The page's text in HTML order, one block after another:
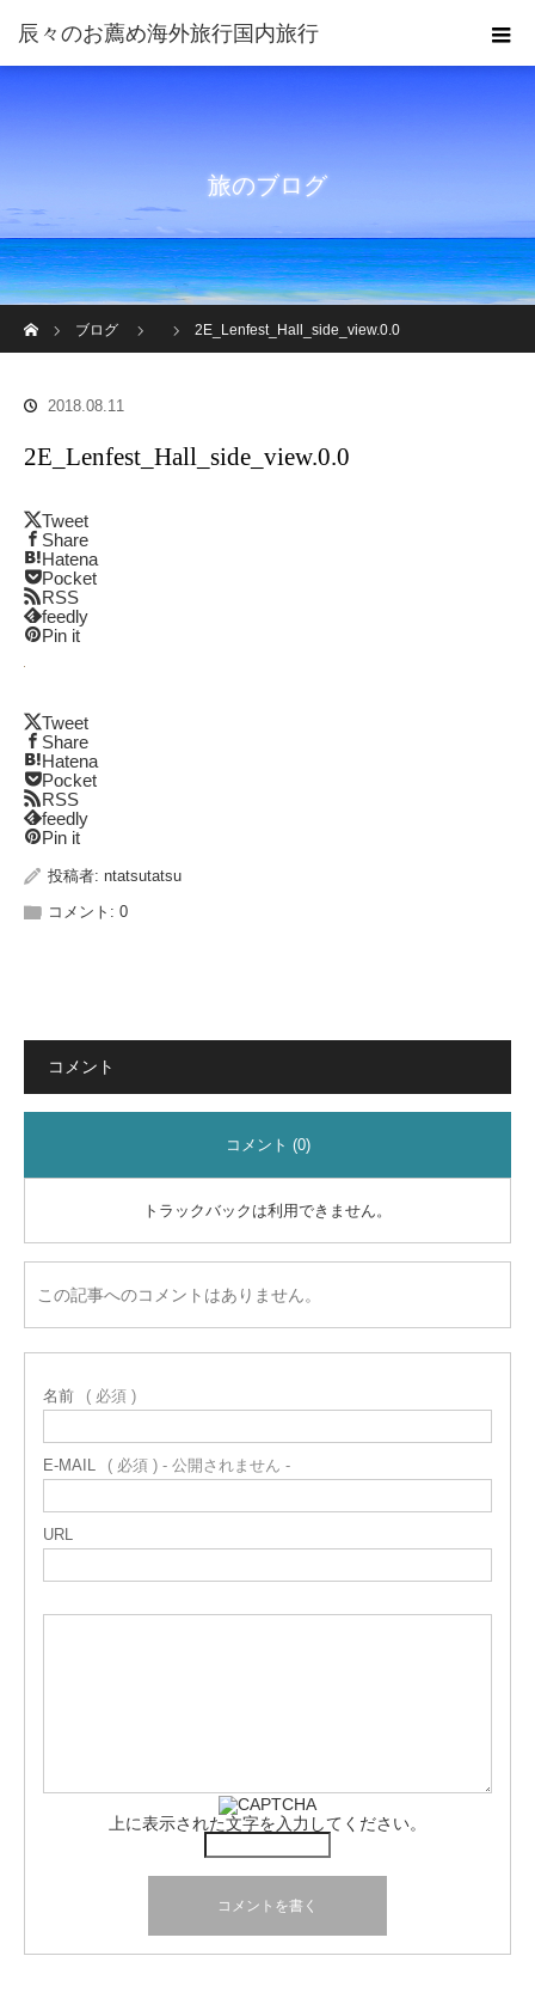
旅のブログ
ブログ
2E_Lenfest_Hall_side_view.0.0
2018.08.11
2E_Lenfest_Hall_side_view.0.0
Tweet
Share
Hatena
Pocket
RSS
feedly
Pin it
Tweet
Share
Hatena
Pocket
RSS
feedly
Pin it
投稿者: ntatsutatsu
コメント: 0
コメント
コメント (0)
トラックバックは利用できません。
この記事へのコメントはありません。
名前 ( 必須 )
E-MAIL ( 必須 ) - 公開されません -
URL
上に表示された文字を入力してください。